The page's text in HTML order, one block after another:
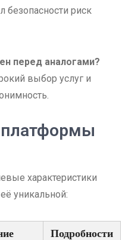
риск
перед аналогами?
выбор услуг и
платформы
характеристики
уникальной:
Подробности